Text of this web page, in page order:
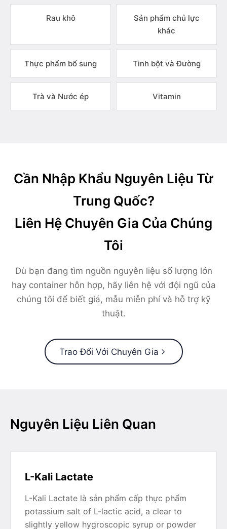
Rau khô
Sản phẩm chủ lực
khác
Thực phẩm bổ sung Tinh bột và Đường
Trà và Nước ép Vitamin
Cần Nhập Khẩu Nguyên Liệu Từ
Trung Quốc?
Liên Hệ Chuyên Gia Của Chúng
Tôi
Dù bạn đang tìm nguồn nguyên liệu số lượng lớn
hay container hỗn hợp, hãy liên hệ với đội ngũ của
chúng tôi để biết giá, mẫu miễn phí và hỗ trợ kỹ
thuật.
Trao Đổi Với Chuyên Gia
Nguyên Liệu Liên Quan
L-Kali Lactate
L-Kali Lactate là sản phẩm cấp thực phẩm
potassium salt of L-lactic acid, a clear to
slightly yellow hygroscopic syrup or powder